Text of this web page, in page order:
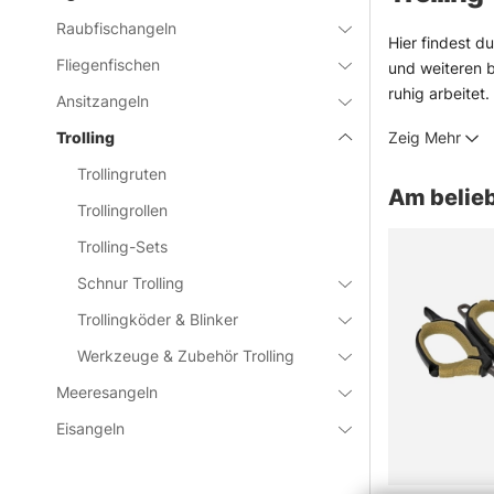
Raubfischangeln
Fliegenfischen
Ansitzangeln
Trolling
Trollingruten
Trollingrollen
Trolling-Sets
Schnur Trolling
Trollingköder & Blinker
Werkzeuge & Zubehör Trolling
Meeresangeln
Eisangeln
Hier findest
und weiteren
ruhig arbeitet.
Tempo macht
Falls etwas
Häufige
Was ist
Zeig Mehr
Am